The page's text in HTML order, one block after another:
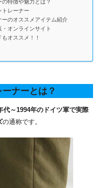
の特徴や魅力とは？
トレーナー
ーのオススメアイテム紹介
オンラインサイト
オススメ！！
ナーとは？
代～1994年のドイツ軍で実際
の通称です。